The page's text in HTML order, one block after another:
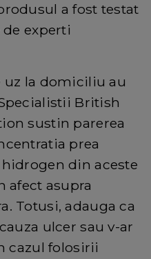
a fost testat
experti
uz la domiciliu au
British
sustin parerea
prea
din aceste
afect asupra
Totusi, adauga ca
ulcer sau v-ar
cazul folosirii